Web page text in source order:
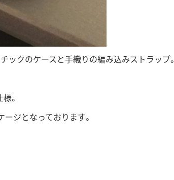
クのケースと手織りの編み込みストラップ。
。
ジとなっております。